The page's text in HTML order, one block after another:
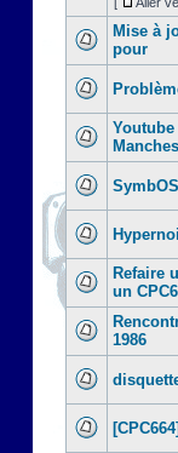
Mise à
pour
Refaire
un
1986